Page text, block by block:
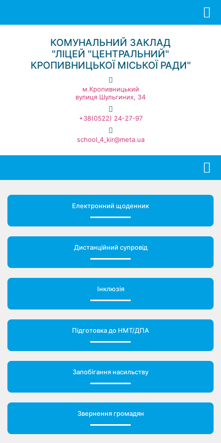
КОМУНАЛЬНИЙ ЗАКЛАД
"ЛІЦЕЙ "ЦЕНТРАЛЬНИЙ"
КРОПИВНИЦЬКОЇ МІСЬКОЇ РАДИ"
м.Кропивницький
вулиця Шульгиних, 34
+38(0522) 24-27-97
school_4_kir@meta.ua
Електронний щоденник
Дистанційний супровід
Інклюзія
Підготовка до НМТ/ДПА
Запобігання насильству
Звернення громадян